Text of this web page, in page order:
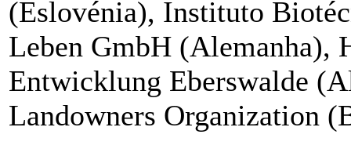
(Eslovénia), Instituto
Leben GmbH (Alemanha),
Entwicklung Eberswalde
Landowners Organization